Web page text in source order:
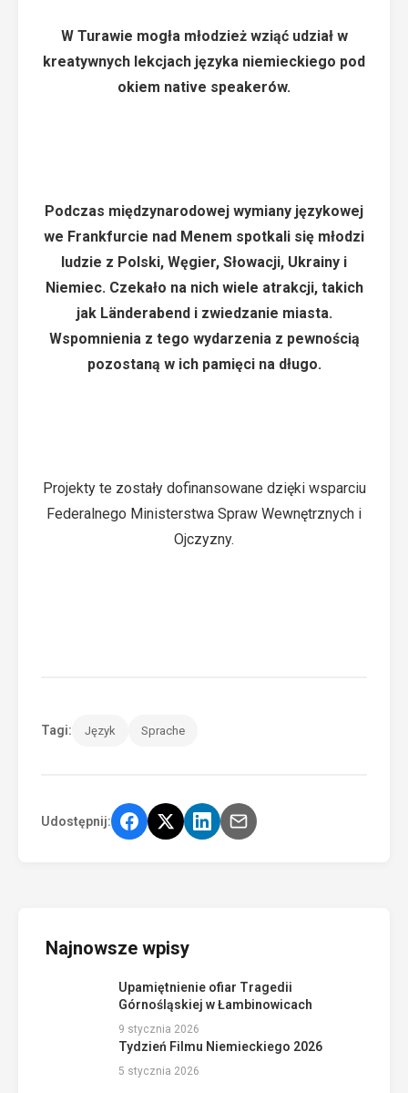
W Turawie mogła młodzież wziąć udział w
kreatywnych lekcjach języka niemieckiego pod
okiem native speakerów.
Podczas międzynarodowej wymiany językowej
we Frankfurcie nad Menem spotkali się młodzi
ludzie z Polski, Węgier, Słowacji, Ukrainy i
Niemiec. Czekało na nich wiele atrakcji, takich
jak Länderabend i zwiedzanie miasta.
Wspomnienia z tego wydarzenia z pewnością
pozostaną w ich pamięci na długo.
Projekty te zostały dofinansowane dzięki wsparciu
Federalnego Ministerstwa Spraw Wewnętrznych i
Ojczyzny.
Tagi: Język Sprache
Udostępnij:
Najnowsze wpisy
Upamiętnienie ofiar Tragedii
Górnośląskiej w Łambinowicach
9 stycznia 2026
Tydzień Filmu Niemieckiego 2026
5 stycznia 2026